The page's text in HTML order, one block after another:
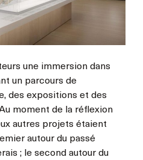
une immersion dans
un parcours de
des expositions et des
moment de la réflexion
autres projets étaient
autour du passé
; le second autour du